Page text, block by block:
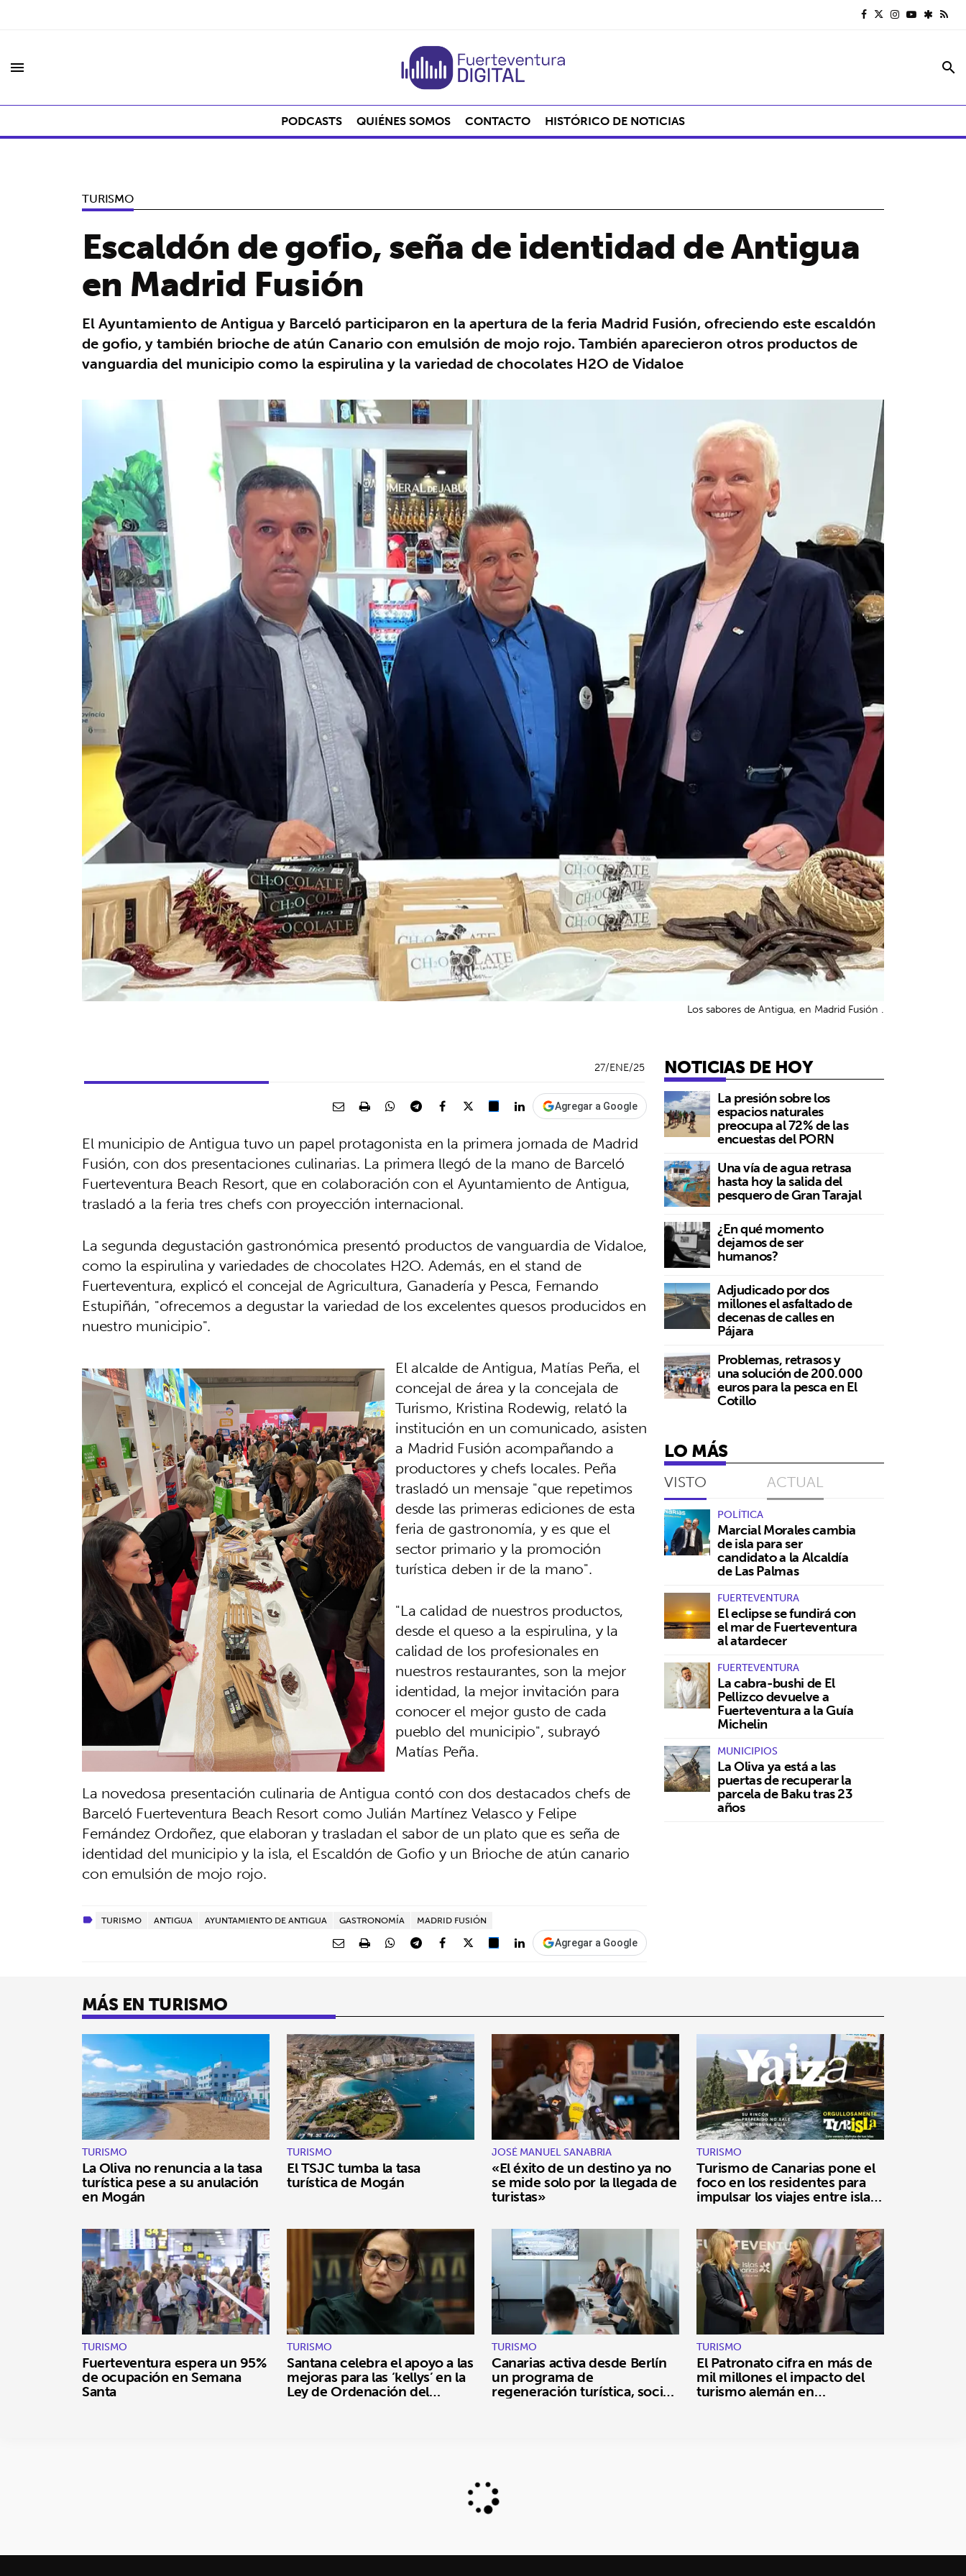
menu search
PODCASTS QUIÉNES SOMOS CONTACTO HISTÓRICO DE NOTICIAS
TURISMO
Escaldón de gofio, seña de identidad de Antigua
en Madrid Fusión
El Ayuntamiento de Antigua y Barceló participaron en la apertura de la feria Madrid Fusión, ofreciendo este escaldón
de gofio, y también brioche de atún Canario con emulsión de mojo rojo. También aparecieron otros productos de
vanguardia del municipio como la espirulina y la variedad de chocolates H2O de Vidaloe
Los sabores de Antigua, en Madrid Fusión .
27/ENE/25
Agregar a Google
El municipio de Antigua tuvo un papel protagonista en la primera jornada de Madrid
Fusión, con dos presentaciones culinarias. La primera llegó de la mano de Barceló
Fuerteventura Beach Resort, que en colaboración con el Ayuntamiento de Antigua,
trasladó a la feria tres chefs con proyección internacional.
La segunda degustación gastronómica presentó productos de vanguardia de Vidaloe,
como la espirulina y variedades de chocolates H2O. Además, en el stand de
Fuerteventura, explicó el concejal de Agricultura, Ganadería y Pesca, Fernando
Estupiñán, "ofrecemos a degustar la variedad de los excelentes quesos producidos en
nuestro municipio".
El alcalde de Antigua, Matías Peña, el
concejal de área y la concejala de
Turismo, Kristina Rodewig, relató la
institución en un comunicado, asisten
a Madrid Fusión acompañando a
productores y chefs locales. Peña
trasladó un mensaje "que repetimos
desde las primeras ediciones de esta
feria de gastronomía, y es que el
sector primario y la promoción
turística deben ir de la mano".
"La calidad de nuestros productos,
desde el queso a la espirulina, y la
calidad de los profesionales en
nuestros restaurantes, son la mejor
identidad, la mejor invitación para
conocer el mejor gusto de cada
pueblo del municipio", subrayó
Matías Peña.
La novedosa presentación culinaria de Antigua contó con dos destacados chefs de
Barceló Fuerteventura Beach Resort como Julián Martínez Velasco y Felipe
Fernández Ordoñez, que elaboran y trasladan el sabor de un plato que es seña de
identidad del municipio y la isla, el Escaldón de Gofio y un Brioche de atún canario
con emulsión de mojo rojo.
TURISMO ANTIGUA AYUNTAMIENTO DE ANTIGUA GASTRONOMÍA MADRID FUSIÓN
Agregar a Google
NOTICIAS DE HOY
La presión sobre los
espacios naturales
preocupa al 72% de las
encuestas del PORN
Una vía de agua retrasa
hasta hoy la salida del
pesquero de Gran Tarajal
¿En qué momento
dejamos de ser
humanos?
Adjudicado por dos
millones el asfaltado de
decenas de calles en
Pájara
Problemas, retrasos y
una solución de 200.000
euros para la pesca en El
Cotillo
LO MÁS
VISTO ACTUAL
POLÍTICA
Marcial Morales cambia
de isla para ser
candidato a la Alcaldía
de Las Palmas
FUERTEVENTURA
El eclipse se fundirá con
el mar de Fuerteventura
al atardecer
FUERTEVENTURA
La cabra-bushi de El
Pellizco devuelve a
Fuerteventura a la Guía
Michelin
MUNICIPIOS
La Oliva ya está a las
puertas de recuperar la
parcela de Baku tras 23
años
MÁS EN TURISMO
TURISMO
La Oliva no renuncia a la tasa
turística pese a su anulación
en Mogán
TURISMO
El TSJC tumba la tasa
turística de Mogán
JOSÉ MANUEL SANABRIA
«El éxito de un destino ya no
se mide solo por la llegada de
turistas»
TURISMO
Turismo de Canarias pone el
foco en los residentes para
impulsar los viajes entre islas
durante el verano
TURISMO
Fuerteventura espera un 95%
de ocupación en Semana
Santa
TURISMO
Santana celebra el apoyo a las
mejoras para las ‘kellys’ en la
Ley de Ordenación del
Turismo
TURISMO
Canarias activa desde Berlín
un programa de
regeneración turística, social
y ambiental
TURISMO
El Patronato cifra en más de
mil millones el impacto del
turismo alemán en
Fuerteventura